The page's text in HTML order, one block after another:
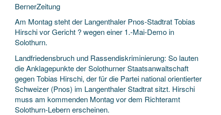
BernerZeitung
Am Montag steht der Langenthaler Pnos-Stadtrat Tobias
Hirschi vor Gericht ? wegen einer 1.-Mai-Demo in
Solothurn.
Landfriedensbruch und Rassendiskriminierung: So lauten
die Anklagepunkte der Solothurner Staatsanwaltschaft
gegen Tobias Hirschi, derfür die Partei national orientierter
Schweizer (Pnos) im Langenthaler Stadtrat sitzt. Hirschi
muss am kommenden Montag vor dem Richteramt
Solothurn-Lebern erscheinen.